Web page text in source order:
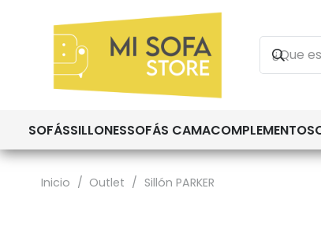
SOFÁSSILLONESSOFÁS CAMACOMPLEMENTOS
Inicio / Outlet / Sillón PARKER